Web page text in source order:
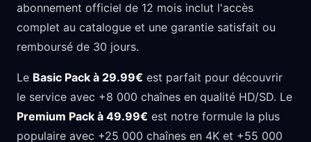
abonnement officiel de 12 mois inclut l'accès
complet au catalogue et une garantie satisfait ou
remboursé de 30 jours.
Le Basic Pack à 29.99€ est parfait pour découvrir
le service avec +8 000 chaînes en qualité HD/SD. Le
Premium Pack à 49.99€ est notre formule la plus
populaire avec +25 000 chaînes en 4K et +55 000